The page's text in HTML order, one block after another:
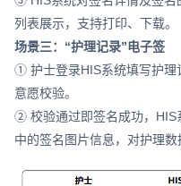
列表展示，支持打印、下载。
场景三：“护理记录”电子签
① 护士登录HIS系统填写护理
意愿校验。
② 校验通过即签名成功，HIS
中的签名图片信息，对护理数